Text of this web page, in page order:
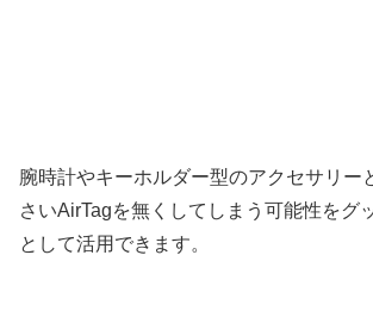
腕時計やキーホルダー型のアクセサリー
さいAirTagを無くしてしまう可能性をグ
として活用できます。